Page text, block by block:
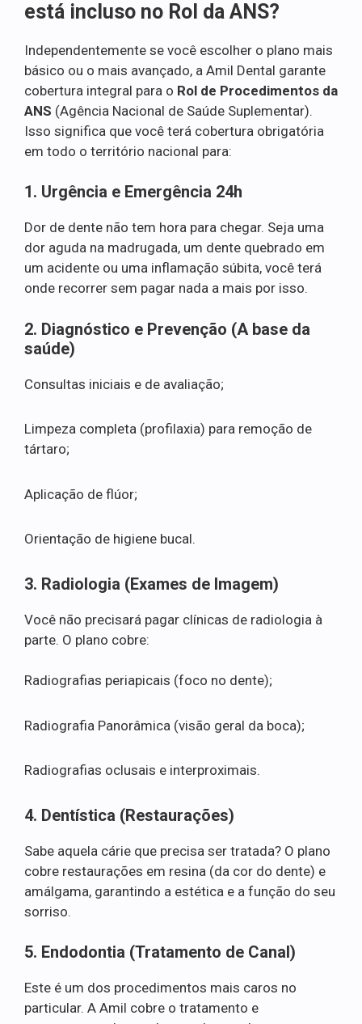
está incluso no Rol da ANS?
Independentemente se você escolher o plano mais
básico ou o mais avançado, a Amil Dental garante
cobertura integral para o Rol de Procedimentos da
ANS (Agência Nacional de Saúde Suplementar).
Isso significa que você terá cobertura obrigatória
em todo o território nacional para:
1. Urgência e Emergência 24h
Dor de dente não tem hora para chegar. Seja uma
dor aguda na madrugada, um dente quebrado em
um acidente ou uma inflamação súbita, você terá
onde recorrer sem pagar nada a mais por isso.
2. Diagnóstico e Prevenção (A base da
saúde)
Consultas iniciais e de avaliação;
Limpeza completa (profilaxia) para remoção de
tártaro;
Aplicação de flúor;
Orientação de higiene bucal.
3. Radiologia (Exames de Imagem)
Você não precisará pagar clínicas de radiologia à
parte. O plano cobre:
Radiografias periapicais (foco no dente);
Radiografia Panorâmica (visão geral da boca);
Radiografias oclusais e interproximais.
4. Dentística (Restaurações)
Sabe aquela cárie que precisa ser tratada? O plano
cobre restaurações em resina (da cor do dente) e
amálgama, garantindo a estética e a função do seu
sorriso.
5. Endodontia (Tratamento de Canal)
Este é um dos procedimentos mais caros no
particular. A Amil cobre o tratamento e